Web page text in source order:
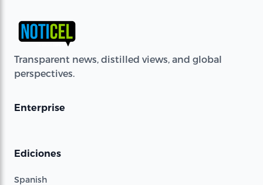
Transparent news, distilled views, and global
perspectives.
Enterprise
Ediciones
Spanish